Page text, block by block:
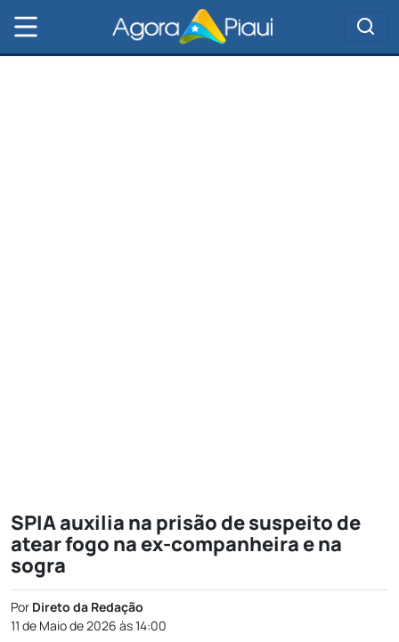
SPIA auxilia na prisão de suspeito de
atear fogo na ex-companheira e na
sogra
Por Direto da Redação
11 de Maio de 2026 às 14:00